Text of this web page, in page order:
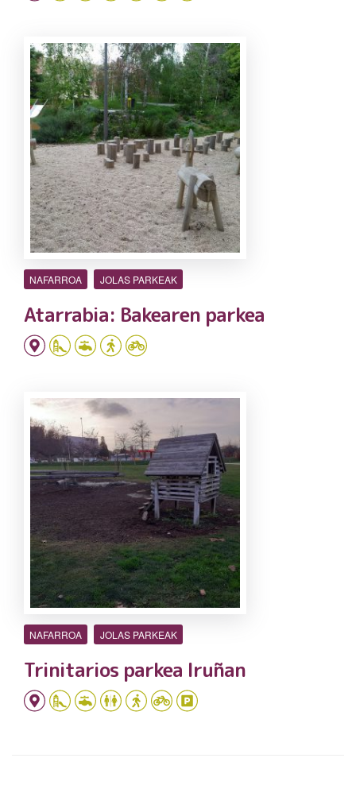
NAFARROA JOLAS PARKEAK
Atarrabia: Bakearen parkea
NAFARROA JOLAS PARKEAK
Trinitarios parkea Iruñan